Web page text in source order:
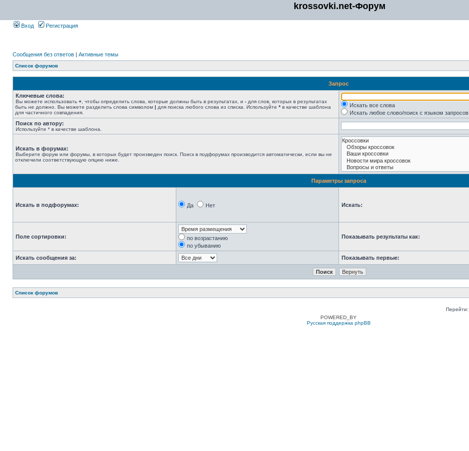
krossovki.net-Форум
Вход Регистрация
Сообщения без ответов | Активные темы
Список форумов
Запрос
Ключевые слова:
Вы можете использовать + , чтобы определить слова, которые должны быть в результатах, и - для слов, которых в результатах
быть не должно. Вы можете разделить слова символом | для поиска любого слова из списка. Используйте * в качестве шаблона
для частичного совпадения.
Искать все слова
Искать любое слово/поиск с языком запросов
Поиск по автору:
Используйте * в качестве шаблона.
Искать в форумах:
Выберите форум или форумы, в которых будет произведен поиск. Поиск в подфорумах производится автоматически, если вы не
отключили соответствующую опцию ниже.
Параметры запроса
Искать в подфорумах: Да Нет Искать:
Поле сортировки:
по возрастанию
по убыванию
Показывать результаты как:
Искать сообщения за: Показывать первые:
Список форумов
Перейти:
POWERED_BY
Русская поддержка phpBB